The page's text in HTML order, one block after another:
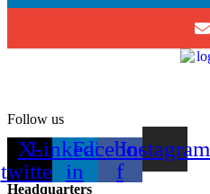
Follow us
X-
twitter
Linkedin-
in
Facebook-
f
Instagram
Headquarters